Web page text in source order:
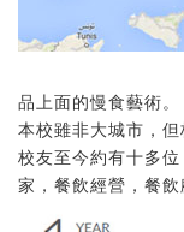
品上面的慢食藝術。
本校雖非大城市，
校友至今約有十多
家，餐飲經營，餐飲